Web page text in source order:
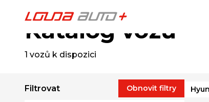
Katalog vozů
1 vozů k dispozici
Filtrovat Obnovit filtry